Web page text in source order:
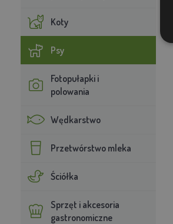
Koty
Psy
Fotopułapki i
polowania
Wędkarstwo
Przetwórstwo mleka
Ściółka
Sprzęt i akcesoria
gastronomiczne